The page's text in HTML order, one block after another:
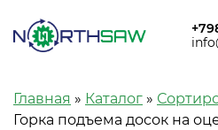
Каталог
Строка навигации
Главная Каталог
Горка подъема досок на